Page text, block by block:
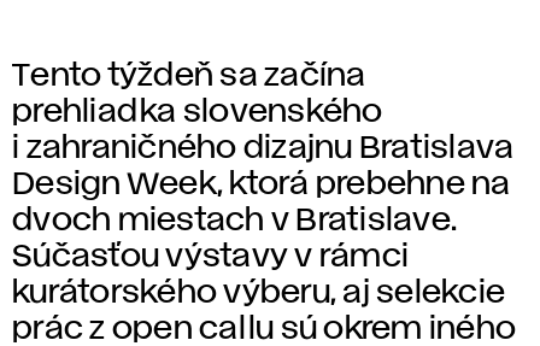
Tento týždeň sa začína
prehliadka slovenského
i zahraničného dizajnu Bratislava
Design Week, ktorá prebehne na
dvoch miestach v Bratislave.
Súčasťou výstavy v rámci
kurátorského výberu, aj selekcie
prác z open callu sú okrem iného